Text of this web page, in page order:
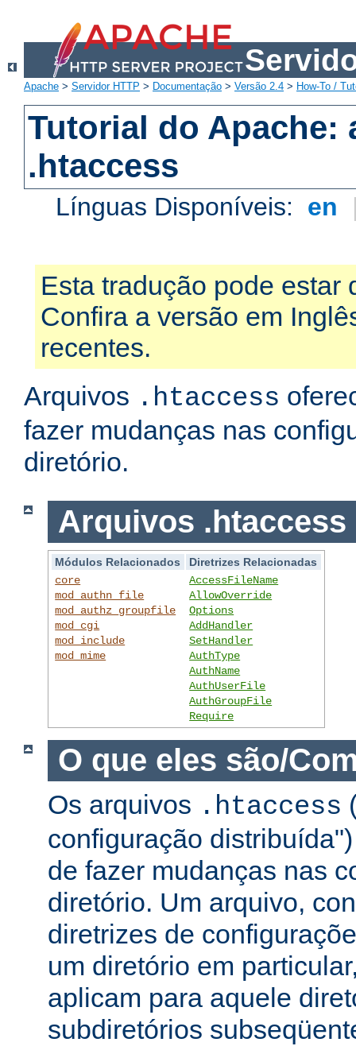
Apache > Servidor HTTP > Documentação > Versão 2.4 > How-To /
Tutorial do Apache:
.htaccess
Línguas Disponíveis: en
Esta tradução pode estar
Confira a versão em
recentes.
Arquivos .htaccess
fazer mudanças nas
diretório.
Arquivos .htaccess
Módulos Relacionados
Diretrizes Relacionadas
core
mod_authn_file
mod_authz_groupfile
mod_cgi
mod_include
mod_mime
AccessFileName
AllowOverride
Options
AddHandler
SetHandler
AuthType
AuthName
AuthUserFile
AuthGroupFile
Require
O que eles são/
Os arquivos .htaccess
configuração
de fazer mudanças nas
diretório. Um arquivo,
diretrizes de
um diretório em
aplicam para aquele
subdiretórios